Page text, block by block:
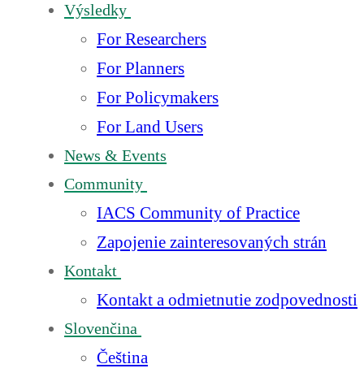
Výsledky
For Researchers
For Planners
For Policymakers
For Land Users
News & Events
Community
IACS Community of Practice
Zapojenie zainteresovaných strán
Kontakt
Kontakt a odmietnutie zodpovednosti
Slovenčina
Čeština